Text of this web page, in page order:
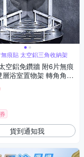
痕貼 太空鋁三角收納架
空鋁免鑽牆 附6片無痕
室置物架 轉角角落
防水貼 免鑽孔
券
貨到通知我